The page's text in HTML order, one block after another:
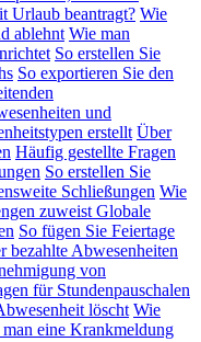
Urlaub beantragt? Wie
ablehnt Wie man
So erstellen Sie
So exportieren Sie den
und
erstellt Über
Häufig gestellte Fragen
So erstellen Sie
Schließungen Wie
zuweist Globale
So fügen Sie Feiertage
bezahlte Abwesenheiten
von
für Stundenpauschalen
löscht Wie
eine Krankmeldung